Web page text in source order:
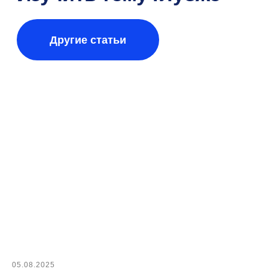
05.08.2025
Автоматизировать
этот процесс